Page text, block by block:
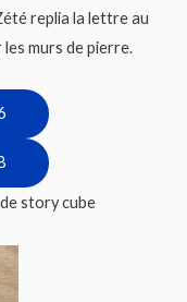
replia la lettre au
murs de pierre.
story cube